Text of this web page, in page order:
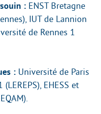
: ENST Bretagne
IUT de Lannion
de Rennes 1
: Université de Paris
EHESS et